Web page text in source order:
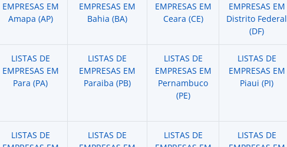
EMPRESAS EM
Amapa (AP)
EMPRESAS EM
Bahia (BA)
EMPRESAS EM
Ceara (CE)
EMPRESAS EM
Distrito Federal
(DF)
LISTAS DE
EMPRESAS EM
Para (PA)
LISTAS DE
EMPRESAS EM
Paraiba (PB)
LISTAS DE
EMPRESAS EM
Pernambuco
(PE)
LISTAS DE
EMPRESAS EM
Piaui (PI)
LISTAS DE
LISTAS DE
LISTAS DE
LISTAS DE